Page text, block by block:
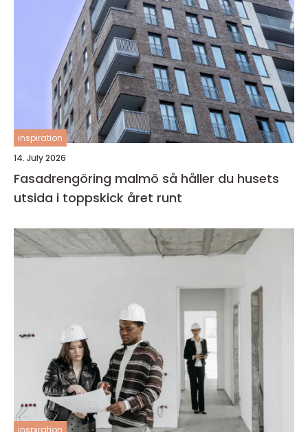
inspiration
14. July 2026
Fasadrengöring malmö så håller du husets
utsida i toppskick året runt